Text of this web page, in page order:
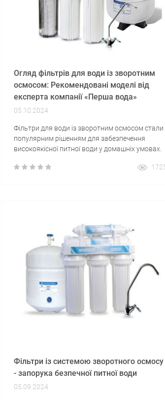
Огляд фільтрів для води із зворотним
осмосом: Рекомендовані моделі від
експерта компанії «Перша вода»
05.10.2024
Фільтри для води із зворотним осмосом стали
популярним рішенням для забезпечення
високоякісної питної води у домашніх умовах.
мембрани, яка ефективно затримує до 99%
Фільтри із системою зворотного осмосу
- запорука безпечної питної води
05.09.2024